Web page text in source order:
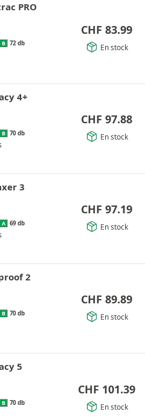
PRO
B 72 db
CHF 83.99
En stock
4+
B 70 db
CHF 97.88
En stock
3
A 69 db
CHF 97.19
En stock
2
B 70 db
CHF 89.89
En stock
5
B 70 db
CHF 101.39
En stock